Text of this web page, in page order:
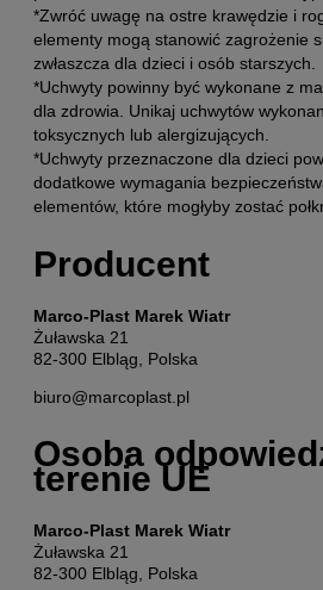
*Zwróć uwagę na ostre krawędzie i
elementy mogą stanowić zagrożenie
zwłaszcza dla dzieci i osób starszych.
*Uchwyty powinny być wykonane z
dla zdrowia. Unikaj uchwytów
toksycznych lub alergizujących.
*Uchwyty przeznaczone dla dzieci
dodatkowe wymagania
elementów, które mogłyby zostać
Producent
Marco-Plast Marek Wiatr
Żuławska 21
82-300 Elbląg, Polska
biuro@marcoplast.pl
Osoba
terenie UE
Marco-Plast Marek Wiatr
Żuławska 21
82-300 Elbląg, Polska